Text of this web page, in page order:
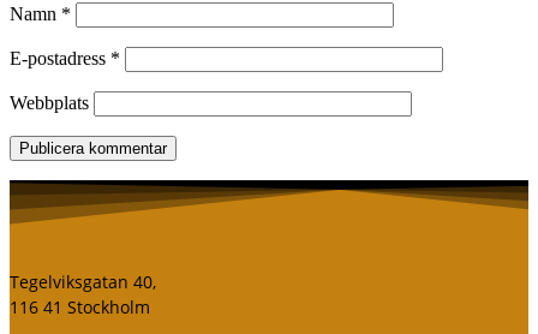
Namn *
E-postadress *
Webbplats
Tegelviksgatan 40,
116 41 Stockholm